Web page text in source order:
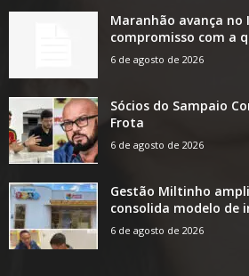
Maranhão avança no
compromisso com a
6 de agosto de 2026
Sócios do Sampaio
Frota
6 de agosto de 2026
Gestão Miltinho
consolida modelo de
6 de agosto de 2026